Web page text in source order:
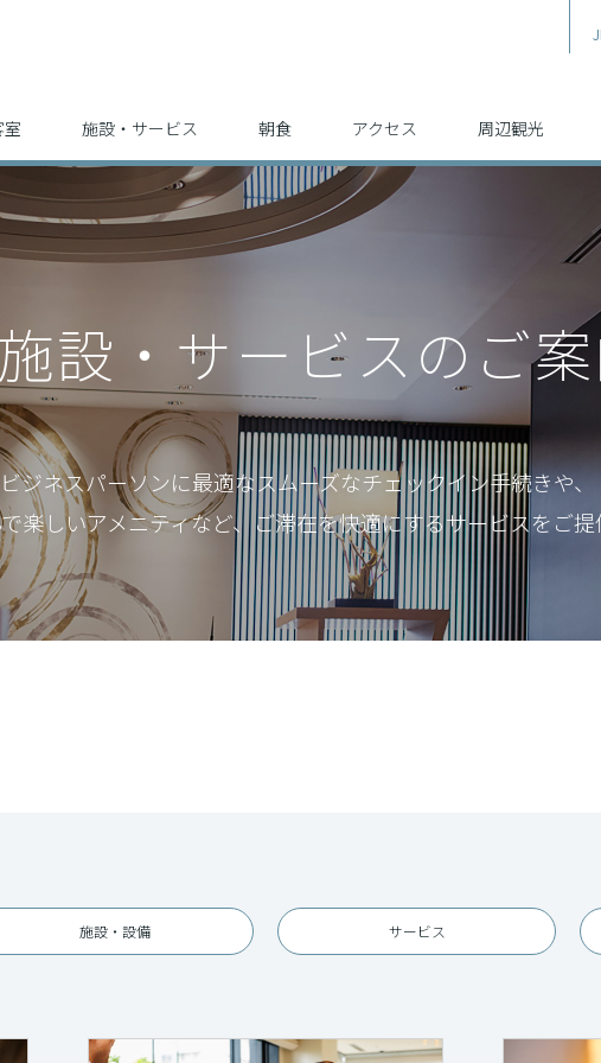
施設・サービス 朝食 アクセス 周辺観光
設・サービスのご
ジネスパーソンに最適なスムーズなチェックイン手続きや、
楽しいアメニティなど、ご滞在を快適にするサービスをご提
施設・設備 サービス